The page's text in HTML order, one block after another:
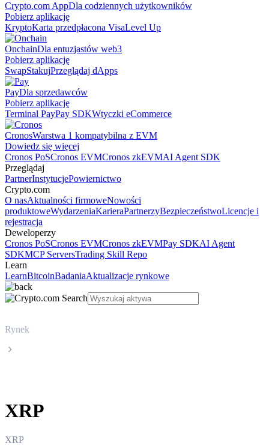
Crypto.com AppDla codziennych użytkowników
Pobierz aplikację
KryptoKarta przedpłacona VisaLevel Up
OnchainDla entuzjastów web3
Pobierz aplikację
SwapStakujPrzeglądaj dApps
PayDla sprzedawców
Pobierz aplikację
Terminal PayPay SDKWtyczki eCommerce
CronosWarstwa 1 kompatybilna z EVM
Dowiedz się więcej
Cronos PoSCronos EVMCronos zkEVMAI Agent SDK
Przeglądaj
PartnerInstytucjePowiernictwo
Crypto.com
O nasAktualności firmoweNowości
produktoweWydarzeniaKarieraPartnerzyBezpieczeństwoLicencje i
rejestracja
Deweloperzy
Cronos PoSCronos EVMCronos zkEVMPay SDKAI Agent
SDKMCP ServersTrading Skill Repo
Learn
LearnBitcoinBadaniaAktualizacje rynkowe
Rynek
XRP
XRP